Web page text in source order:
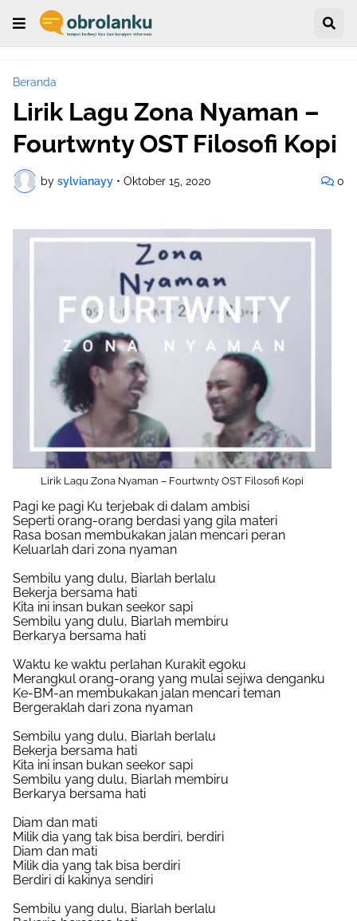
Beranda
Lirik Lagu Zona Nyaman –
Fourtwnty OST Filosofi Kopi
by sylvianayy • Oktober 15, 2020 0
Lirik Lagu Zona Nyaman – Fourtwnty OST Filosofi Kopi
Pagi ke pagi Ku terjebak di dalam ambisi
Seperti orang-orang berdasi yang gila materi
Rasa bosan membukakan jalan mencari peran
Keluarlah dari zona nyaman
Sembilu yang dulu, Biarlah berlalu
Bekerja bersama hati
Kita ini insan bukan seekor sapi
Sembilu yang dulu, Biarlah membiru
Berkarya bersama hati
Waktu ke waktu perlahan Kurakit egoku
Merangkul orang-orang yang mulai sejiwa denganku
Ke-BM-an membukakan jalan mencari teman
Bergeraklah dari zona nyaman
Sembilu yang dulu, Biarlah berlalu
Bekerja bersama hati
Kita ini insan bukan seekor sapi
Sembilu yang dulu, Biarlah membiru
Berkarya bersama hati
Diam dan mati
Milik dia yang tak bisa berdiri, berdiri
Diam dan mati
Milik dia yang tak bisa berdiri
Berdiri di kakinya sendiri
Sembilu yang dulu, Biarlah berlalu